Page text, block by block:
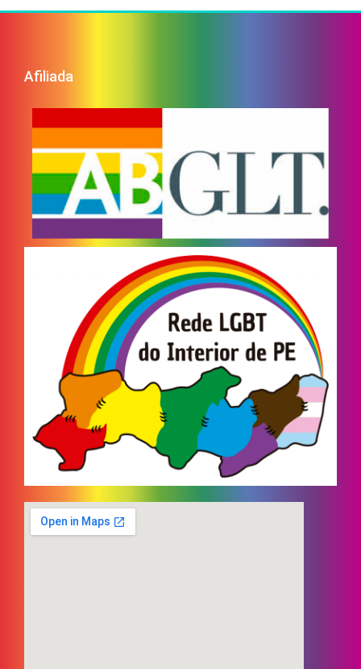
Afiliada